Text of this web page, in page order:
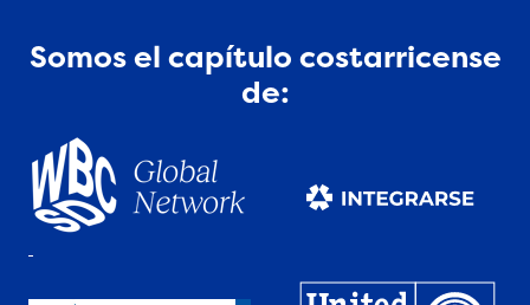
Somos el capítulo costarricense
de: